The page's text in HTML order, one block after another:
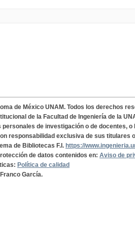
de México UNAM. Todos los derechos
de la Facultad de Ingeniería de la
de investigación o de docentes,
responsabilidad exclusiva de sus titulares
de Bibliotecas F.I. https://
de datos contenidos en: Aviso de
Política de calidad
García.